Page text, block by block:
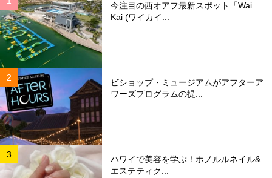
今注目の西オアフ最新スポット「Wai
Kai (ワイカイ...
ビショップ・ミュージアムがアフターア
ワーズプログラムの提...
ハワイで美容を学ぶ！ホノルルネイル&
エステティク...